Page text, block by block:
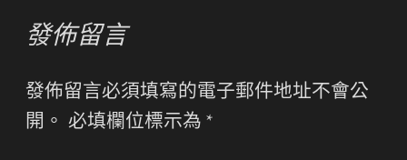
發佈留言
發佈留言必須填寫的電子郵件地址不會公
開。 必填欄位標示為 *